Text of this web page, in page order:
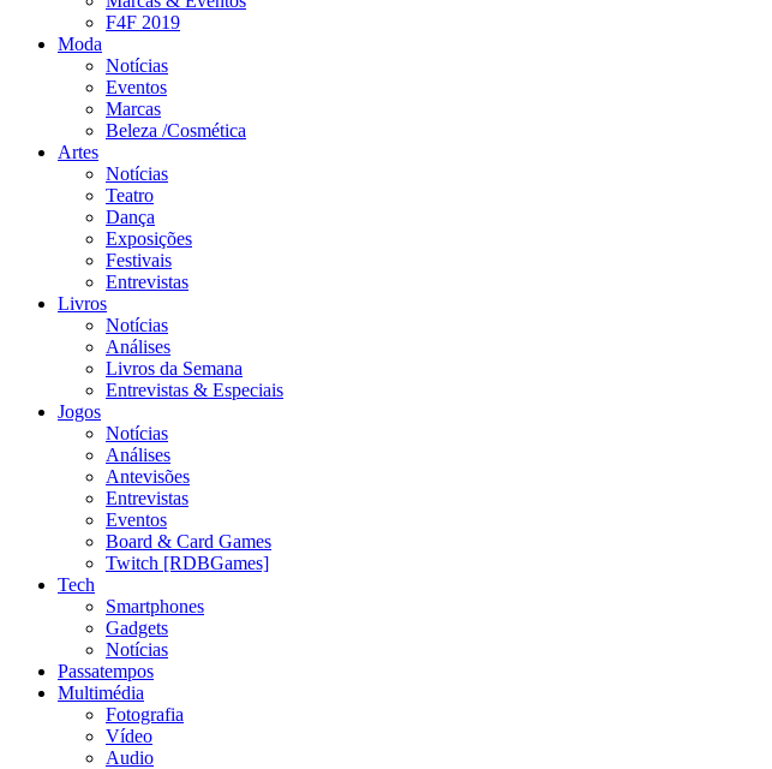
F4F 2019
Moda
Notícias
Eventos
Marcas
Beleza /Cosmética
Artes
Notícias
Teatro
Dança
Exposições
Festivais
Entrevistas
Livros
Notícias
Análises
Livros da Semana
Entrevistas & Especiais
Jogos
Notícias
Análises
Antevisões
Entrevistas
Eventos
Board & Card Games
Twitch [RDBGames]
Tech
Smartphones
Gadgets
Notícias
Passatempos
Multimédia
Fotografia
Vídeo
Audio